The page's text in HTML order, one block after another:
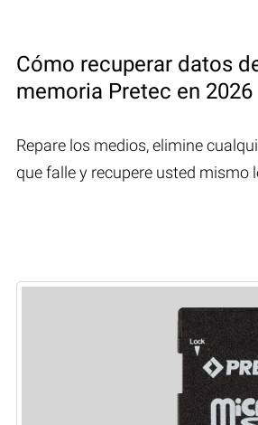
Cómo recuperar datos
memoria Pretec en 2026
Repare los medios, elimine
que falle y recupere usted mismo